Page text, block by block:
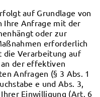
auf Grundlage von
Ihre Anfrage mit der
oder zur
erforderlich
die Verarbeitung auf
der effektiven
Anfragen (§ 3 Abs. 1
e und Abs. 3,
Einwilligung (Art. 6